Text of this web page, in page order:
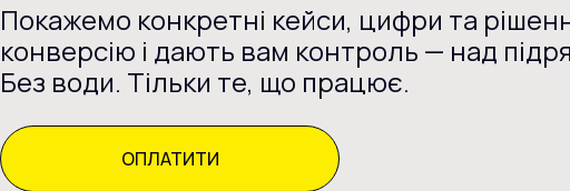
Покажемо конкретні кейси, цифри та
конверсію і дають вам контроль — над
Без води. Тільки те, що працює.
ОПЛАТИТИ